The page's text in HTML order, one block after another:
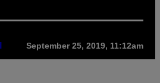
September 25, 2019, 11:12am